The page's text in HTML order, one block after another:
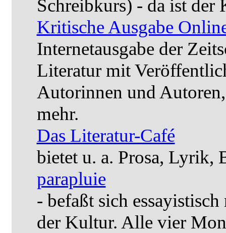
Schreibkurs) - da ist der
Kritische Ausgabe
Internetausgabe der
Literatur mit
Autorinnen und
mehr.
Das Literatur-Café
bietet u. a. Prosa, Lyrik,
parapluie
- befaßt sich
der Kultur. Alle vier